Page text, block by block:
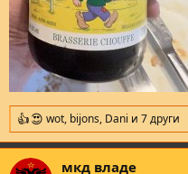
R
e
a
c
wot, bijons, Dani и 7 други
мкд владе